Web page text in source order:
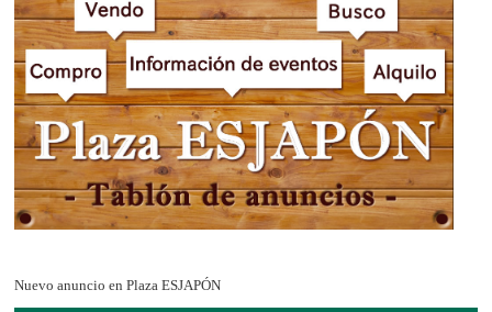
Nuevo anuncio en Plaza ESJAPÓN